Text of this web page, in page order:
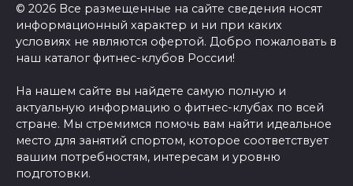
© 2026 Все размещенные на сайте сведения носят
информационный характер и ни при каких
условиях не являются офертой. Добро пожаловать в
наш каталог фитнес-клубов России!
На нашем сайте вы найдете самую полную и
актуальную информацию о фитнес-клубах по всей
стране. Мы стремимся помочь вам найти идеальное
место для занятий спортом, которое соответствует
вашим потребностям, интересам и уровню
подготовки.